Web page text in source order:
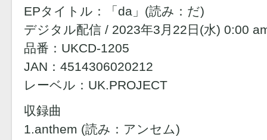
EPタイトル：「da」(読み：だ)
デジタル配信 / 2023年3月22日(水) 0:00
品番：UKCD-1205
JAN：4514306020212
レーベル：UK.PROJECT
収録曲
1.anthem (読み：アンセム)